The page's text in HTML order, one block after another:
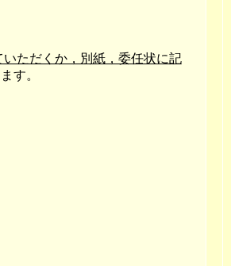
ただくか，別紙，委任状に記
す。